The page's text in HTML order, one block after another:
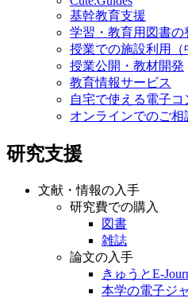
基幹教育支援
学習・教育用図書の
授業での施設利用（
授業公開・教材開発
教育情報サービス
自宅で使える電子コ
オンラインでのご相
研究支援
文献・情報の入手
研究費での購入
図書
雑誌
論文の入手
きゅうとE-
本学の電子ジ